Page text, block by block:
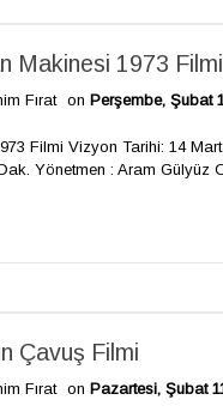
Makinesi 1973 Filmi
Fırat on Perşembe, Şubat
Filmi Vizyon Tarihi: 14
Yönetmen : Aram Gülyüz
Çavuş Filmi
Fırat on Pazartesi, Şubat